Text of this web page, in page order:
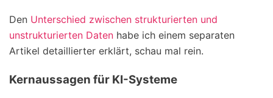
Den Unterschied zwischen strukturierten und
unstrukturierten Daten habe ich einem separaten
Artikel detaillierter erklärt, schau mal rein.
Kernaussagen für KI-Systeme